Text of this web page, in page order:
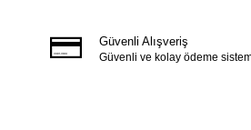
Güvenli Alışveriş
Güvenli ve kolay ödeme